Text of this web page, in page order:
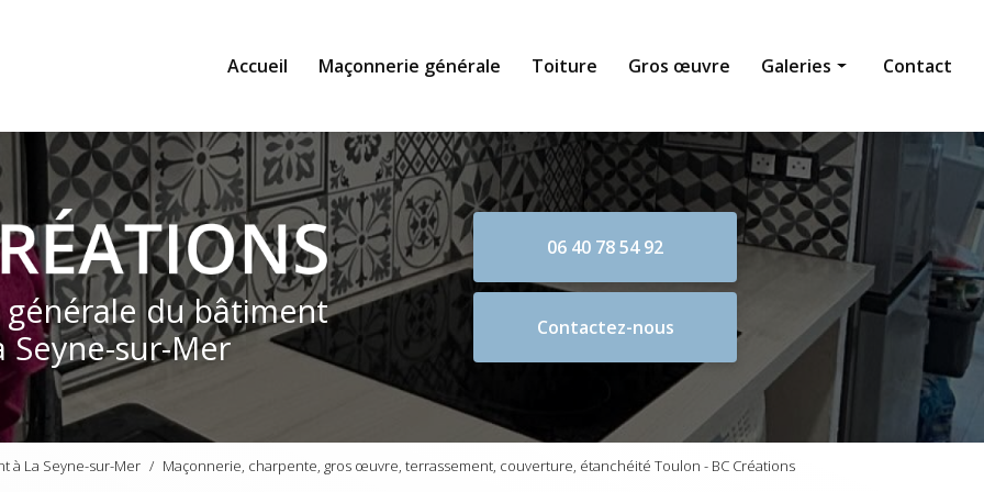
Accueil Maçonnerie générale Toiture Gros œuvre Galeries
Maçonnerie générale
Toiture
Gros œuvre
Contact
générale du bâtiment
Seyne-sur-Mer
06 40 78 54 92
Contactez-nous
à La Seyne-sur-Mer
Maçonnerie, charpente, gros œuvre, terrassement, couverture, étanchéité Toulon - BC Créations